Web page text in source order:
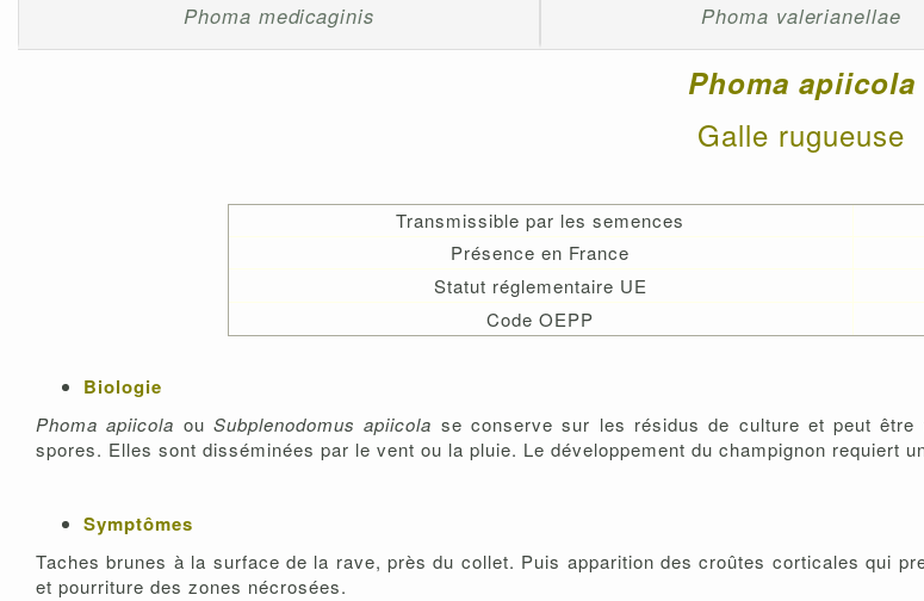
Phoma medicaginis Phoma valerianellae
Phoma apiicola
Galle rugueuse
Transmissible par les semences
Présence en France
Statut réglementaire UE
Code OEPP
Biologie
Phoma apiicola ou Subplenodomus apiicola se conserve sur les résidus de culture et peut
spores. Elles sont disséminées par le vent ou la pluie. Le développement du champignon requiert
Symptômes
Taches brunes à la surface de la rave, près du collet. Puis apparition des croûtes corticales qui
et pourriture des zones nécrosées.